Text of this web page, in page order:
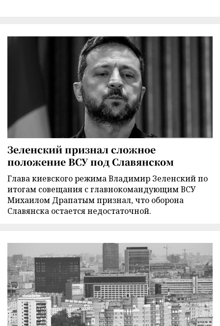
Зеленский признал сложное
положение ВСУ под Славянском
Глава киевского режима Владимир Зеленский по
итогам совещания с главнокомандующим ВСУ
Михаилом Драпатым признал, что оборона
Славянска остается недостаточной.